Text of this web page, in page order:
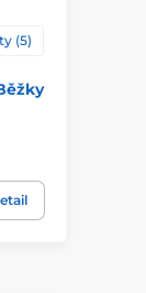
(5)